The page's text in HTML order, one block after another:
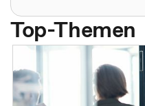
Top-Themen